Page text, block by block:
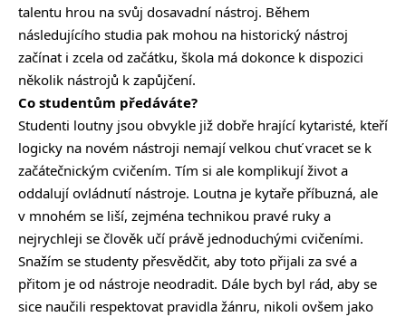
talentu hrou na svůj dosavadní nástroj. Během
následujícího studia pak mohou na historický nástroj
začínat i zcela od začátku, škola má dokonce k dispozici
několik nástrojů k zapůjčení.
Co studentům předáváte?
Studenti loutny jsou obvykle již dobře hrající kytaristé, kteří
logicky na novém nástroji nemají velkou chuť vracet se k
začátečnickým cvičením. Tím si ale komplikují život a
oddalují ovládnutí nástroje. Loutna je kytaře příbuzná, ale
v mnohém se liší, zejména technikou pravé ruky a
nejrychleji se člověk učí právě jednoduchými cvičeními.
Snažím se studenty přesvědčit, aby toto přijali za své a
přitom je od nástroje neodradit. Dále bych byl rád, aby se
sice naučili respektovat pravidla žánru, nikoli ovšem jako